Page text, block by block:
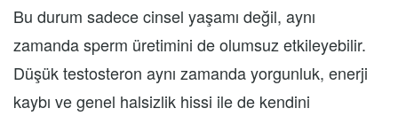
Bu durum sadece cinsel yaşamı değil, aynı
zamanda sperm üretimini de olumsuz etkileyebilir.
Düşük testosteron aynı zamanda yorgunluk, enerji
kaybı ve genel halsizlik hissi ile de kendini